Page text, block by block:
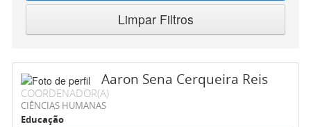
Limpar Filtros
Aaron Sena Cerqueira Reis
COORDENADOR(A)
CIÊNCIAS HUMANAS
Educação